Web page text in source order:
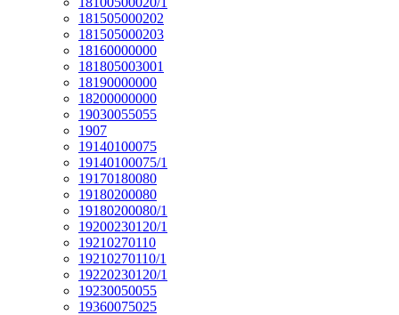
181505000202
181505000203
18160000000
181805003001
18190000000
18200000000
19030055055
1907
19140100075
19140100075/1
19170180080
19180200080
19180200080/1
19200230120/1
19210270110
19210270110/1
19220230120/1
19230050055
19360075025